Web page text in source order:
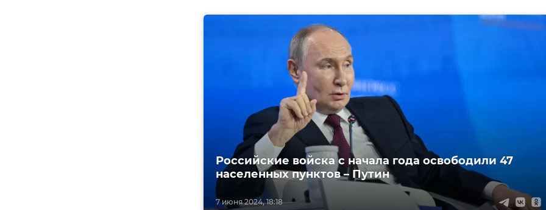
7 июня 2024, 18:18
Российские войска с начала года освободили 47
населенных пунктов – Путин